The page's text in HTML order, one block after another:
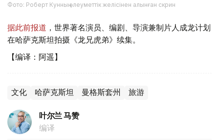
Фото: Роберт Кунның әлеуметтік желісінен алынған скрин
据此前报道 ，世界著名演员、编剧、导演兼制片人成龙计划
在哈萨克斯坦拍摄《龙兄虎弟》续集。
【编译：阿遥】
文化 哈萨克斯坦 曼格斯套州 旅游
叶尔兰 马赞
编译